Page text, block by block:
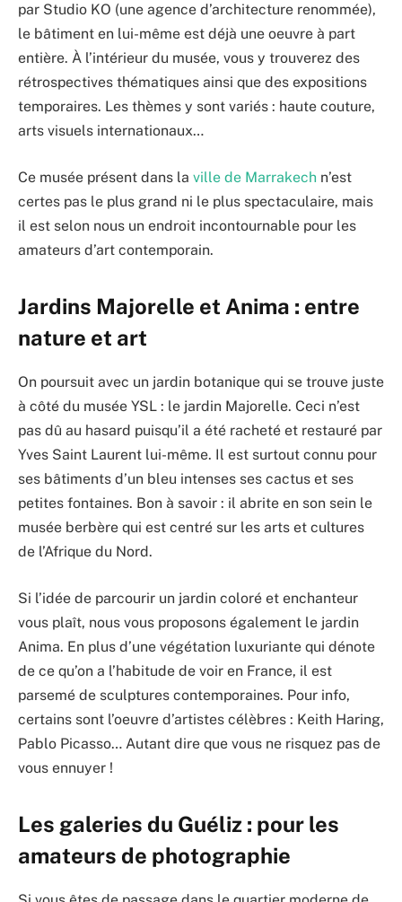
par Studio KO (une agence d’architecture renommée),
le bâtiment en lui-même est déjà une oeuvre à part
entière. À l’intérieur du musée, vous y trouverez des
rétrospectives thématiques ainsi que des expositions
temporaires. Les thèmes y sont variés : haute couture,
arts visuels internationaux…
Ce musée présent dans la ville de Marrakech n’est
certes pas le plus grand ni le plus spectaculaire, mais
il est selon nous un endroit incontournable pour les
amateurs d’art contemporain.
Jardins Majorelle et Anima : entre
nature et art
On poursuit avec un jardin botanique qui se trouve juste
à côté du musée YSL : le jardin Majorelle. Ceci n’est
pas dû au hasard puisqu’il a été racheté et restauré par
Yves Saint Laurent lui-même. Il est surtout connu pour
ses bâtiments d’un bleu intenses ses cactus et ses
petites fontaines. Bon à savoir : il abrite en son sein le
musée berbère qui est centré sur les arts et cultures
de l’Afrique du Nord.
Si l’idée de parcourir un jardin coloré et enchanteur
vous plaît, nous vous proposons également le jardin
Anima. En plus d’une végétation luxuriante qui dénote
de ce qu’on a l’habitude de voir en France, il est
parsemé de sculptures contemporaines. Pour info,
certains sont l’oeuvre d’artistes célèbres : Keith Haring,
Pablo Picasso… Autant dire que vous ne risquez pas de
vous ennuyer !
Les galeries du Guéliz : pour les
amateurs de photographie